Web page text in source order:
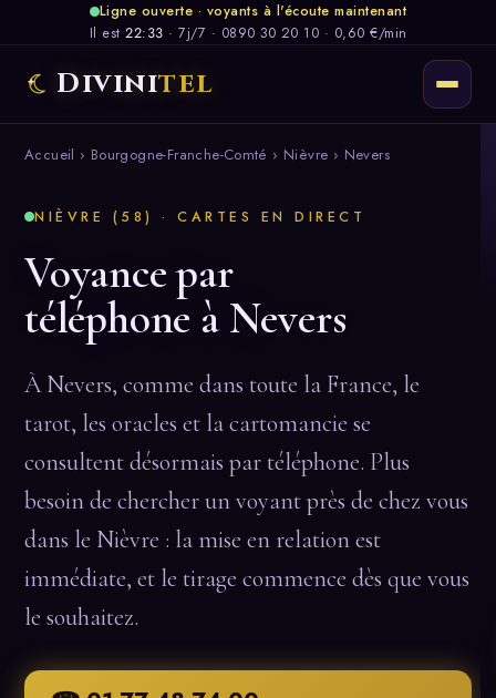
Ligne ouverte · voyants à l'écoute maintenant
Il est 22:33 · 7j/7 · 0890 30 20 10 · 0,60 €/min
Divinitel
Accueil › Bourgogne-Franche-Comté › Nièvre › Nevers
NIÈVRE (58) · CARTES EN DIRECT
Voyance par
téléphone à Nevers
À Nevers, comme dans toute la France, le
tarot, les oracles et la cartomancie se
consultent désormais par téléphone. Plus
besoin de chercher un voyant près de chez vous
dans le Nièvre : la mise en relation est
immédiate, et le tirage commence dès que vous
le souhaitez.